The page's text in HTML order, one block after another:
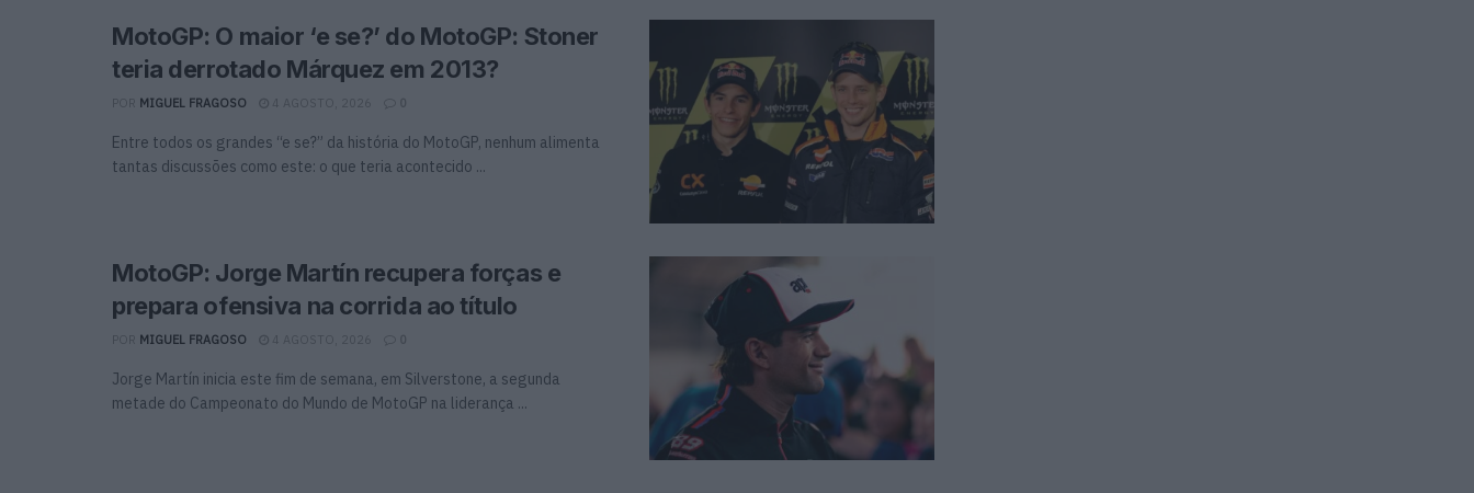
MotoGP: O maior ‘e se?’ do MotoGP: Stoner
teria derrotado Márquez em 2013?
MIGUEL FRAGOSO 4 AGOSTO, 2026 0
Entre todos os grandes “e se?” da história do MotoGP, nenhum alimenta
tantas discussões como este: o que teria acontecido ...
MotoGP: Jorge Martín recupera forças e
prepara ofensiva na corrida ao título
MIGUEL FRAGOSO 4 AGOSTO, 2026 0
Jorge Martín inicia este fim de semana, em Silverstone, a segunda
metade do Campeonato do Mundo de MotoGP na liderança ...